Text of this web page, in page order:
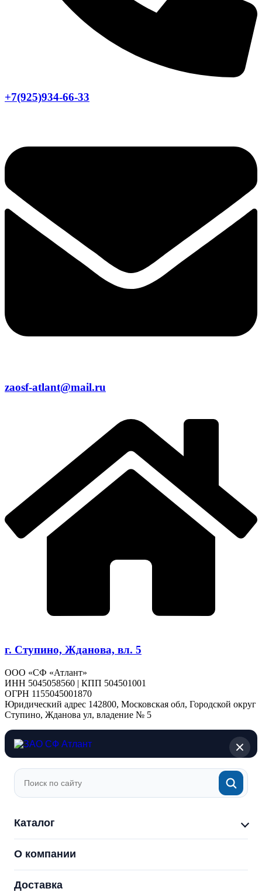
+7(925)934-66-33
zaosf-atlant@mail.ru
г. Ступино, Жданова, вл. 5
ООО «СФ «Атлант»
ИНН 5045058560 | КПП 504501001
ОГРН 1155045001870
Юридический адрес 142800, Московская обл, Городской округ
Ступино, Жданова ул, владение № 5
Каталог
О компании
Доставка